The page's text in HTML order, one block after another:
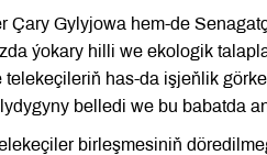
Çary Gylyjowa hem-de
ýokary hilli we ekologik
has-da işjeňlik
belledi we bu babatda
birleşmesiniň